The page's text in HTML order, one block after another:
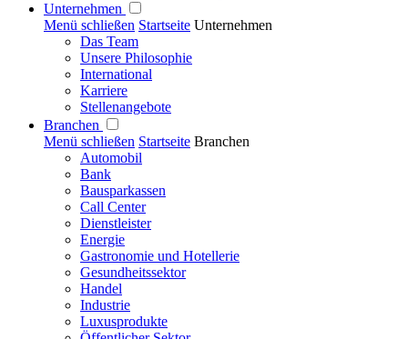
Unternehmen
Menü schließen Startseite Unternehmen
Das Team
Unsere Philosophie
International
Karriere
Stellenangebote
Branchen
Menü schließen Startseite Branchen
Automobil
Bank
Bausparkassen
Call Center
Dienstleister
Energie
Gastronomie und Hotellerie
Gesundheitssektor
Handel
Industrie
Luxusprodukte